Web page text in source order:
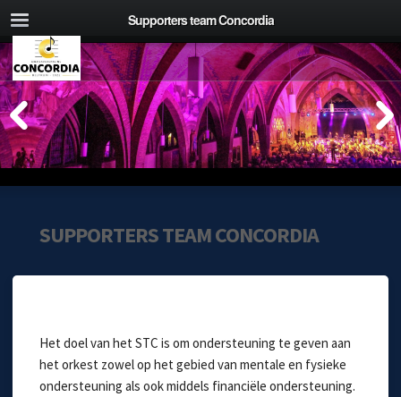
Supporters team Concordia
SUPPORTERS TEAM CONCORDIA
Het doel van het STC is om ondersteuning te geven aan
het orkest zowel op het gebied van mentale en fysieke
ondersteuning als ook middels financiële ondersteuning.